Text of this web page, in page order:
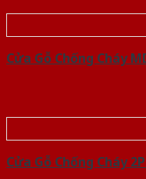
Cửa Gỗ Chống Cháy
Cửa Gỗ Chống Cháy